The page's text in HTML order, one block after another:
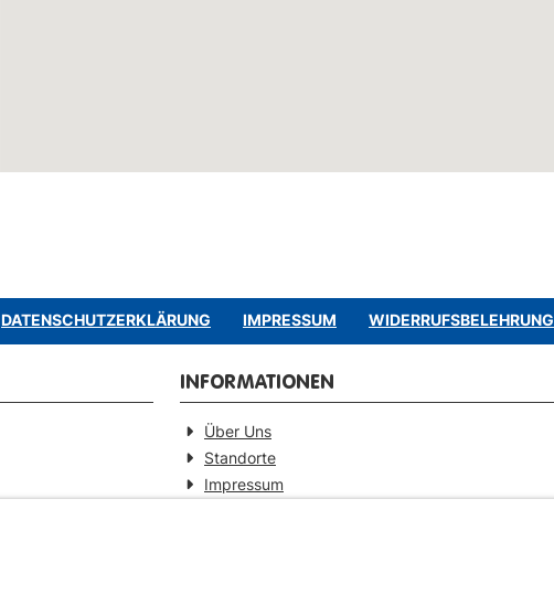
DATENSCHUTZERKLÄRUNG IMPRESSUM WIDERRUFSBELEHRUNG
INFORMATIONEN
Über Uns
Standorte
Impressum